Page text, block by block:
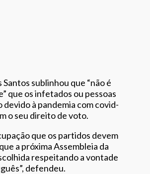
Santos sublinhou que “não é
que os infetados ou pessoas
devido à pandemia com covid-
o seu direito de voto.
que os partidos devem
a próxima Assembleia da
respeitando a vontade
defendeu.